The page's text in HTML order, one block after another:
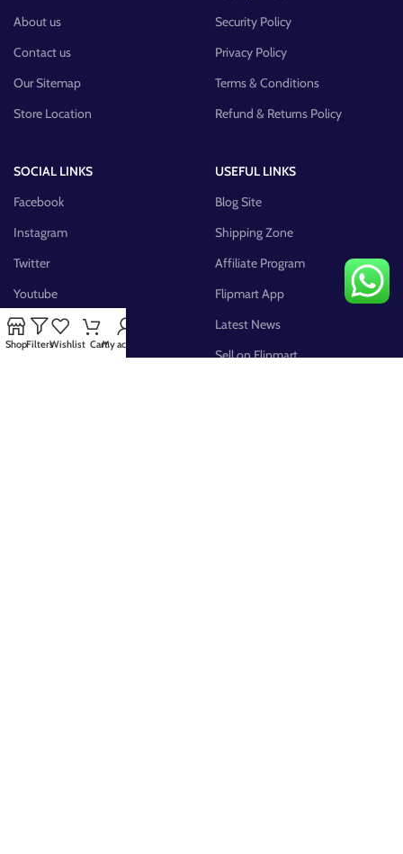
About us
Contact us
Our Sitemap
Store Location
Security Policy
Privacy Policy
Terms & Conditions
Refund & Returns Policy
SOCIAL LINKS
Facebook
Instagram
Twitter
Youtube
Pinterest
FB Group
USEFUL LINKS
Blog Site
Shipping Zone
Affiliate Program
Flipmart App
Latest News
Sell on Flipmart
ShopFiltersWishlist CartMy account